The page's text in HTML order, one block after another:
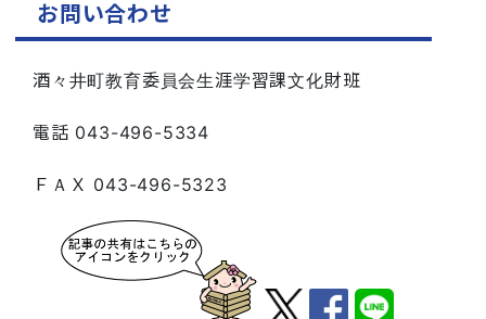
お問い合わせ
酒々井町教育委員会生涯学習課文化財班
電話 043-496-5334
ＦＡＸ 043-496-5323